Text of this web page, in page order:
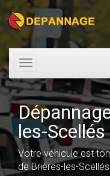
Toggle
navigation
les-
Votre véhicule est
de Brières-les-